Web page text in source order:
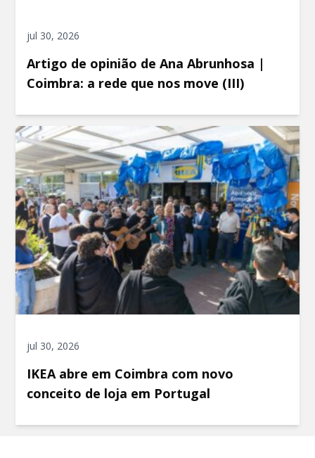
jul 30, 2026
Artigo de opinião de Ana Abrunhosa |
Coimbra: a rede que nos move (III)
jul 30, 2026
IKEA abre em Coimbra com novo
conceito de loja em Portugal